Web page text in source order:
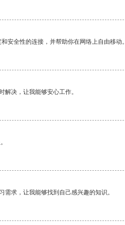
安全性的连接，并帮助你在网络上自由移动。
决，让我能够安心工作。
求，让我能够找到自己感兴趣的知识。